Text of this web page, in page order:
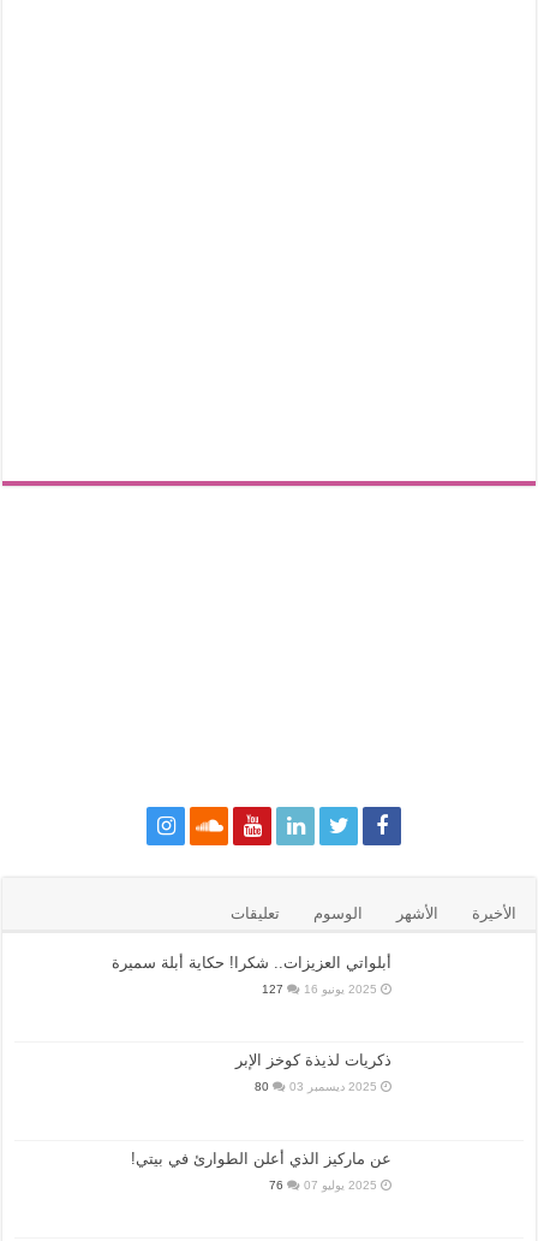
الأخيرة الأشهر الوسوم تعليقات
أبلواتي العزيزات.. شكرا! حكاية أبلة سميرة
2025 يونيو 16 127
ذكريات لذيذة كوخز الإبر
2025 ديسمبر 03 80
عن ماركيز الذي أعلن الطوارئ في بيتي!
2025 يوليو 07 76